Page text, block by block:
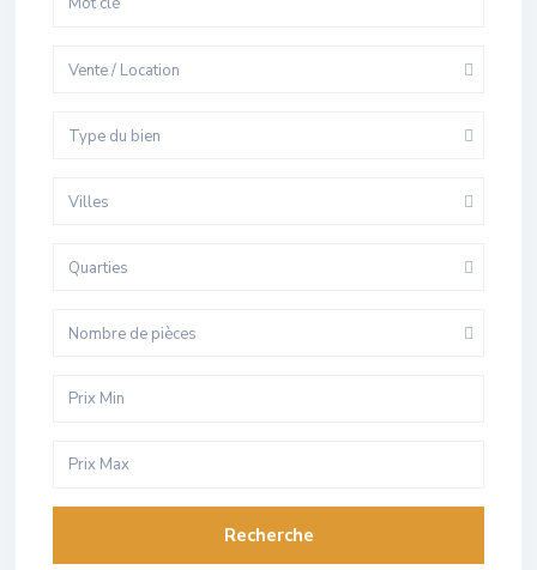
Vente / Location
Type du bien
Villes
Quarties
Nombre de pièces
Recherche